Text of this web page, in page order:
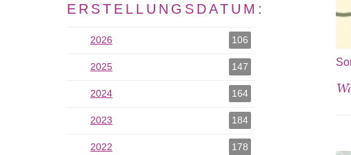
ERSTELLUNGSDATUM:
2026 106
2025 147
2025 als Filter hinzufügen
2024 164
2024 als Filter hinzufügen
2023 184
2022 178